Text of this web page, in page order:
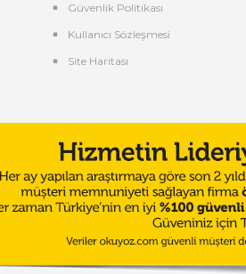
Güvenlik Politikası
Kullanıcı Sözleşmesi
Site Haritası